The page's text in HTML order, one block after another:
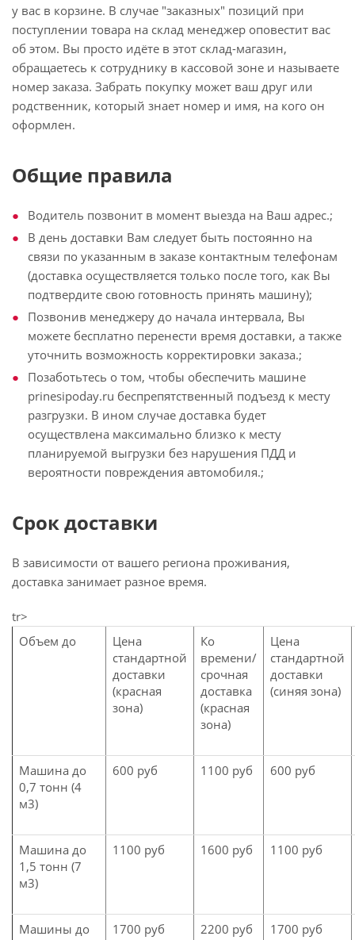
у вас в корзине. В случае "заказных" позиций при
поступлении товара на склад менеджер оповестит вас
об этом. Вы просто идёте в этот склад-магазин,
обращаетесь к сотруднику в кассовой зоне и называете
номер заказа. Забрать покупку может ваш друг или
родственник, который знает номер и имя, на кого он
оформлен.
Общие правила
Водитель позвонит в момент выезда на Ваш адрес.;
В день доставки Вам следует быть постоянно на
связи по указанным в заказе контактным телефонам
(доставка осуществляется только после того, как Вы
подтвердите свою готовность принять машину);
Позвонив менеджеру до начала интервала, Вы
можете бесплатно перенести время доставки, а также
уточнить возможность корректировки заказа.;
Позаботьтесь о том, чтобы обеспечить машине
prinesipoday.ru беспрепятственный подъезд к месту
разгрузки. В ином случае доставка будет
осуществлена максимально близко к месту
планируемой выгрузки без нарушения ПДД и
вероятности повреждения автомобиля.;
Срок доставки
В зависимости от вашего региона проживания,
доставка занимает разное время.
tr>
Объем до
Цена
стандартной
доставки
(красная
зона)
Ко
времени/
срочная
доставка
(красная
зона)
Цена
стандартной
доставки
(синяя зона)
Машина до
0,7 тонн (4
м3)
600 руб 1100 руб 600 руб
Машина до
1,5 тонн (7
м3)
1100 руб 1600 руб 1100 руб
Машины до
1700 руб 2200 руб 1700 руб